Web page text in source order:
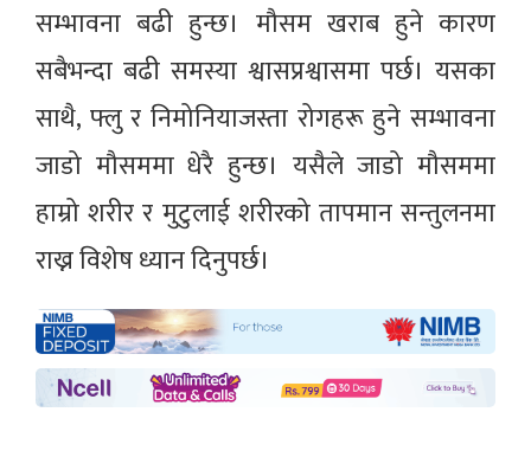
सम्भावना बढी हुन्छ। मौसम खराब हुने कारण
सबैभन्दा बढी समस्या श्वासप्रश्वासमा पर्छ। यसका
साथै, फ्लु र निमोनियाजस्ता रोगहरू हुने सम्भावना
जाडो मौसममा धेरै हुन्छ। यसैले जाडो मौसममा
हाम्रो शरीर र मुटुलाई शरीरको तापमान सन्तुलनमा
राख्न विशेष ध्यान दिनुपर्छ।